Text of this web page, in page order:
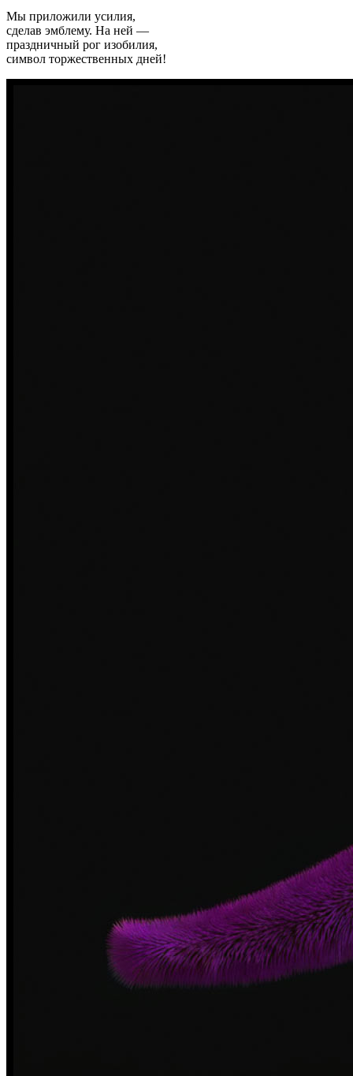
Мы приложили усилия,
сделав эмблему. На ней —
праздничный рог изобилия,
символ торжественных дней!